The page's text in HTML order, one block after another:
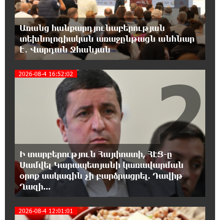
18:40:08 8-08-2026
Իրանը պատրաստ է բացել Հորմուզի
նեղուցը, եթե ԱՄՆ-ն ընդունի
հանրապետության պայմանները
18:21:30 8-08-2026
Երևանում անցկացվել է հաշմանդամություն
ունեցող անձանց միջազգային մարզական
18:02:58 8-08-2026
Դմիտրի Մեդվեդև. Արևմուտքի
քաղաքականությունը Հայաստանի
նկատմամբ կրկնում է վրացական սցենարը
17:36:59 8-08-2026
Հայաստանում լուրջ վտանգներ է
Առանց հանքարդյունաբերության
տեխնոլոգիական առաջընթացն անհնար
է․ Վարդան Ջհանյան
2026-08-4 16:52:02
Ի տարբերություն Հայփոստի, ՀԷՑ-ը
Սամվել Կարապետյանի կառավարման
օրոք սակագին չի բարձրացրել. Դավիթ
Ղազի...
2
2026-08-4 12:01:01